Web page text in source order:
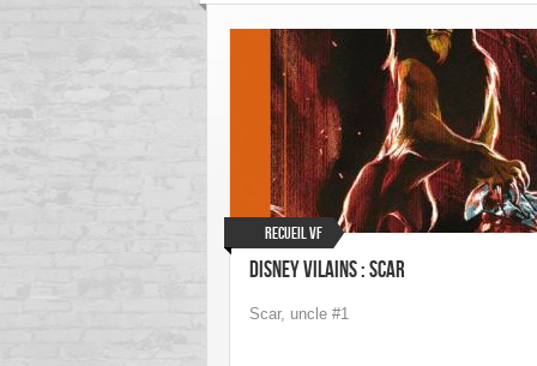
Recueil VF
Disney Vilains : Scar
Scar, uncle #1